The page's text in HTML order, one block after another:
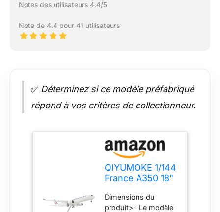
Notes des utilisateurs 4.4/5
Note de 4.4 pour 41 utilisateurs
✅ Déterminez si ce modèle préfabriqué
répond à vos critères de collectionneur.
QIYUMOKE 1/144
France A350 18"
moulé sous
Pression Kit de
Dimensions du
produit>- Le modèle